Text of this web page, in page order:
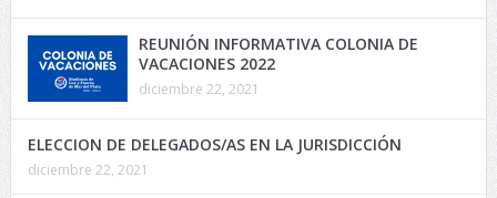
REUNIÓN INFORMATIVA COLONIA DE
VACACIONES 2022
diciembre 22, 2021
ELECCION DE DELEGADOS/AS EN LA JURISDICCIÓN
diciembre 22, 2021